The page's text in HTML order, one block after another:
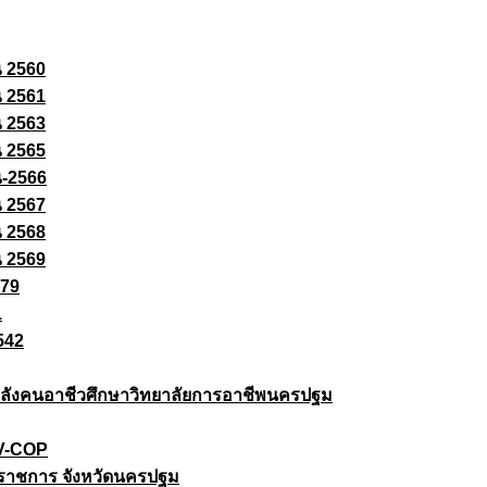
2560
2561
2563
2565
2566
2567
2568
2569
งคนอาชีวศึกษาวิทยาลัยการอาชีพนครปฐม
COP
าชการ จังหวัดนครปฐม